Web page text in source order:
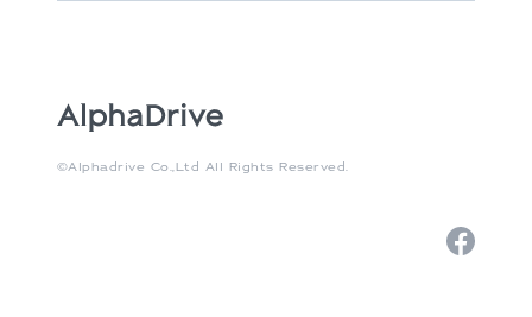
©Alphadrive Co.,Ltd All Rights Reserved.